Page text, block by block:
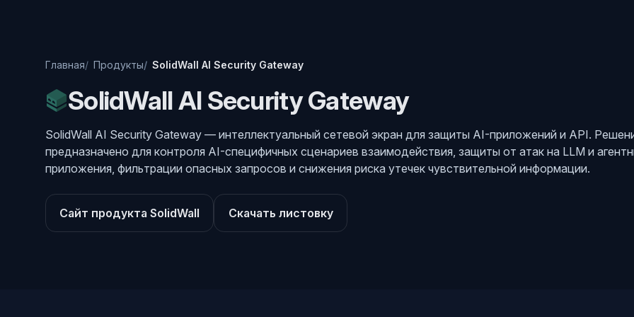
Главная Продукты SolidWall AI Security Gateway
SolidWall AI Security Gateway
SolidWall AI Security Gateway — интеллектуальный сетевой экран для защиты AI-приложений и API.
предназначено для контроля AI-специфичных сценариев взаимодействия, защиты от атак на LLM и
приложения, фильтрации опасных запросов и снижения риска утечек чувствительной информации.
Сайт продукта SolidWall Скачать листовку